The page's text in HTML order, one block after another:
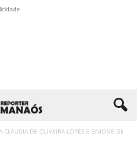
CLÁUDIA DE OLIVEIRA LOPES E SIMONE DE